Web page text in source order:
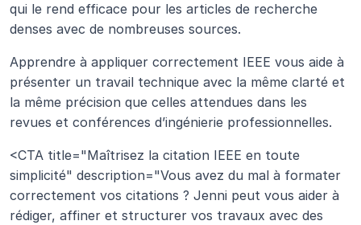
qui le rend efficace pour les articles de recherche
denses avec de nombreuses sources.
Apprendre à appliquer correctement IEEE vous aide à
présenter un travail technique avec la même clarté et
la même précision que celles attendues dans les
revues et conférences d’ingénierie professionnelles.
<CTA title="Maîtrisez la citation IEEE en toute
simplicité" description="Vous avez du mal à formater
correctement vos citations ? Jenni peut vous aider à
rédiger, affiner et structurer vos travaux avec des